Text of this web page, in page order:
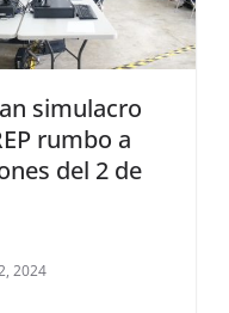
simulacro
rumbo a
del 2 de
2024